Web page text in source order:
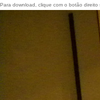
Para download, clique com o botão